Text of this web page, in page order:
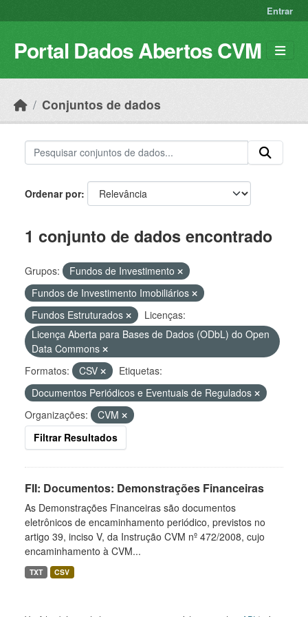
Entrar
Portal Dados Abertos CVM
Conjuntos de dados
Ordenar por
1 conjunto de dados encontrado
Grupos:
Fundos de Investimento
Fundos de Investimento Imobiliários
Fundos Estruturados
Licenças:
Licença Aberta para Bases de Dados (ODbL) do Open
Data Commons
Formatos:
CSV
Etiquetas:
Documentos Periódicos e Eventuais de Regulados
Organizações:
CVM
Filtrar Resultados
FII: Documentos: Demonstrações Financeiras
As Demonstrações Financeiras são documentos
eletrônicos de encaminhamento periódico, previstos no
artigo 39, inciso V, da Instrução CVM nº 472/2008, cujo
encaminhamento à CVM...
TXT CSV